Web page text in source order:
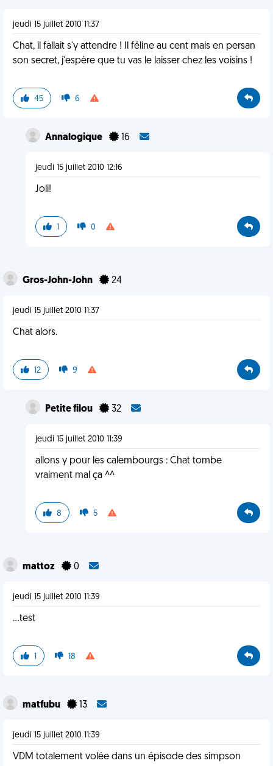
jeudi 15 juillet 2010 11:37
Chat, il fallait s'y attendre ! Il féline au cent mais en persan
son secret, j'espère que tu vas le laisser chez les voisins !
45 6
Annalogique 16
jeudi 15 juillet 2010 12:16
Joli!
1 0
Gros-John-John 24
jeudi 15 juillet 2010 11:37
Chat alors.
12 9
Petite filou 32
jeudi 15 juillet 2010 11:39
allons y pour les calembourgs : Chat tombe
vraiment mal ça ^^
8 5
mattoz 0
jeudi 15 juillet 2010 11:39
...test
1 18
matfubu 13
jeudi 15 juillet 2010 11:39
VDM totalement volée dans un épisode des simpson